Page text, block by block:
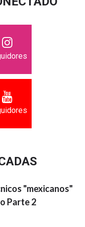
"mexicanos"
Parte 2